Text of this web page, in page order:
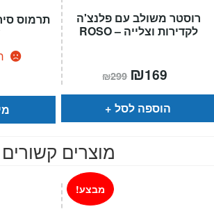
רוסטר משולב עם פלנצ'ה
לקדירות וצלייה – ROSO
₪299 המחיר
המקורי
היה:
₪299.
₪169
הוא:
הוספה לסל
מוצרים קשורים
מבצע!